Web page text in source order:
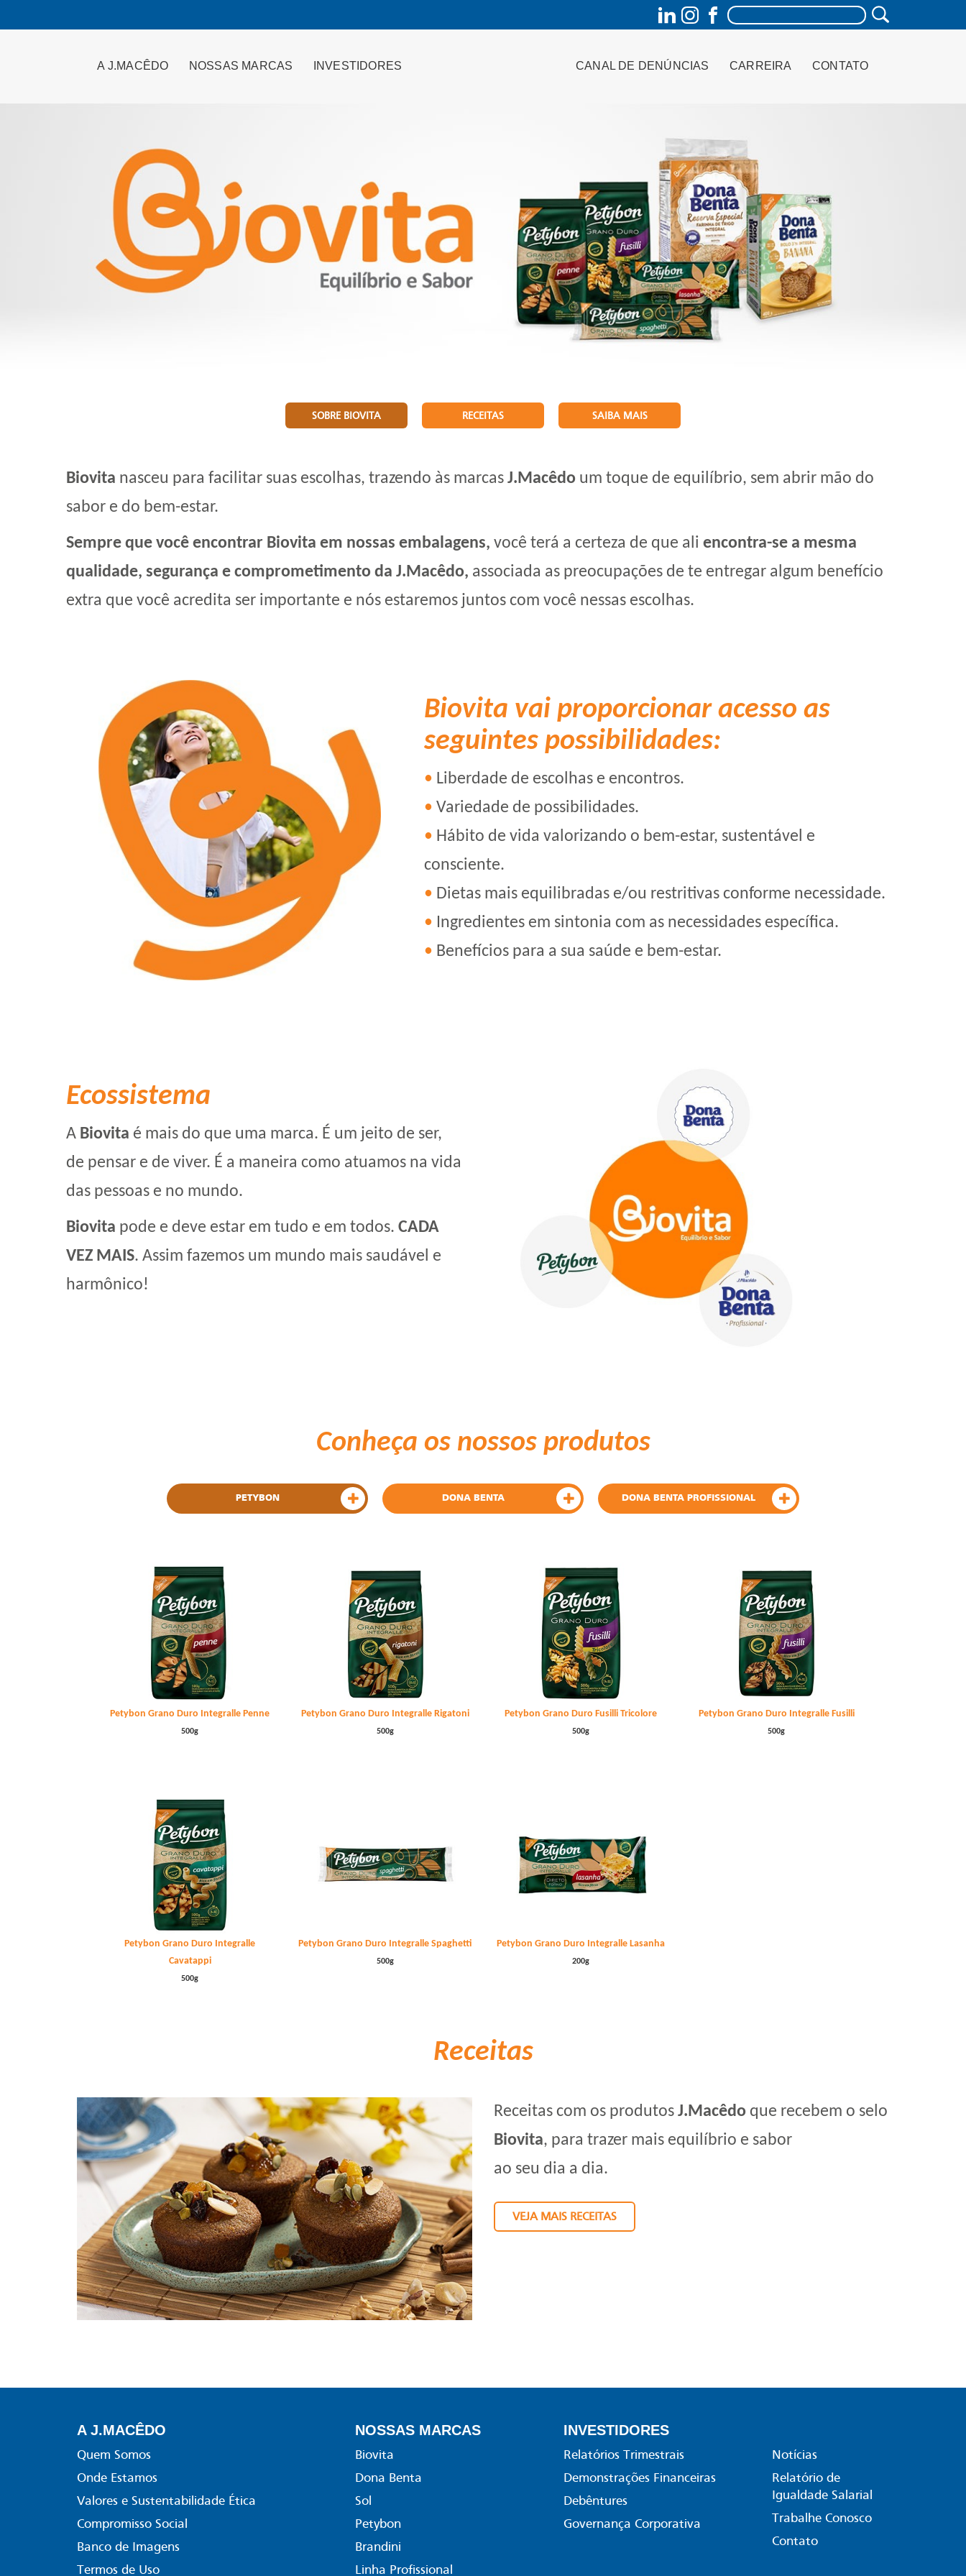
A J.MACÊDO NOSSAS MARCAS INVESTIDORES CANAL DE DENÚNCIAS CARREIRA CONTATO
SOBRE BIOVITA RECEITAS SAIBA MAIS
Biovita nasceu para facilitar suas escolhas, trazendo às marcas J.Macêdo um toque de equilíbrio, sem abrir mão do
sabor e do bem-estar.
Sempre que você encontrar Biovita em nossas embalagens, você terá a certeza de que ali encontra-se a mesma
qualidade, segurança e comprometimento da J.Macêdo, associada as preocupações de te entregar algum benefício
extra que você acredita ser importante e nós estaremos juntos com você nessas escolhas.
Biovita vai proporcionar acesso as
seguintes possibilidades:
Liberdade de escolhas e encontros.
Variedade de possibilidades.
Hábito de vida valorizando o bem-estar, sustentável e
consciente.
Dietas mais equilibradas e/ou restritivas conforme necessidade.
Ingredientes em sintonia com as necessidades específica.
Benefícios para a sua saúde e bem-estar.
Ecossistema
A Biovita é mais do que uma marca. É um jeito de ser,
de pensar e de viver. É a maneira como atuamos na vida
das pessoas e no mundo.
Biovita pode e deve estar em tudo e em todos. CADA
VEZ MAIS. Assim fazemos um mundo mais saudável e
harmônico!
Conheça os nossos produtos
PETYBON DONA BENTA DONA BENTA PROFISSIONAL
Petybon Grano Duro Integralle Penne
500g
Petybon Grano Duro Integralle Rigatoni
500g
Petybon Grano Duro Fusilli Tricolore
500g
Petybon Grano Duro Integralle Fusilli
500g
Petybon Grano Duro Integralle
Cavatappi
500g
Petybon Grano Duro Integralle Spaghetti
500g
Petybon Grano Duro Integralle Lasanha
200g
Receitas
Receitas com os produtos J.Macêdo que recebem o selo
Biovita, para trazer mais equilíbrio e sabor
ao seu dia a dia.
VEJA MAIS RECEITAS
A J.MACÊDO
Quem Somos
Onde Estamos
Valores e Sustentabilidade Ética
Compromisso Social
Banco de Imagens
Termos de Uso
NOSSAS MARCAS
Biovita
Dona Benta
Sol
Petybon
Brandini
Linha Profissional
INVESTIDORES
Relatórios Trimestrais
Demonstrações Financeiras
Debêntures
Governança Corporativa
Notícias
Relatório de
Igualdade Salarial
Trabalhe Conosco
Contato